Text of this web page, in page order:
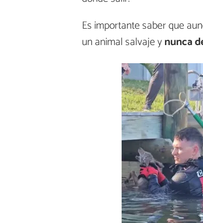
Es importante saber que
un animal salvaje ynunca